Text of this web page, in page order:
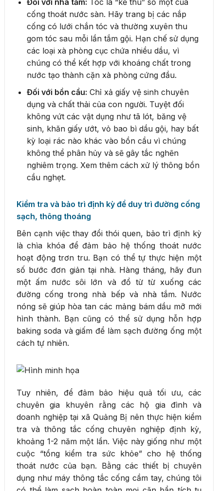
Đối với nhà tắm: Tóc là “kẻ thù” số một của
cống thoát nước sàn. Hãy trang bị các nắp
cống có lưới chắn tóc và thường xuyên thu
gom tóc sau mỗi lần tắm gội. Hạn chế sử dụng
các loại xà phòng cục chứa nhiều dầu, vì
chúng có thể kết hợp với khoáng chất trong
nước tạo thành cặn xà phòng cứng đầu.
Đối với bồn cầu: Chỉ xả giấy vệ sinh chuyên
dụng và chất thải của con người. Tuyệt đối
không vứt các vật dụng như tã lót, băng vệ
sinh, khăn giấy ướt, vỏ bao bì dầu gội, hay bất
kỳ loại rác nào khác vào bồn cầu vì chúng
không thể phân hủy và sẽ gây tắc nghẽn
nghiêm trọng. Xem thêm cách xử lý thông bồn
cầu nghẹt.
Kiểm tra và bảo trì định kỳ để duy trì đường cống
sạch, thông thoáng
Bên cạnh việc thay đổi thói quen, bảo trì định kỳ
là chìa khóa để đảm bảo hệ thống thoát nước
hoạt động trơn tru. Bạn có thể tự thực hiện một
số bước đơn giản tại nhà. Hàng tháng, hãy đun
một ấm nước sôi lớn và đổ từ từ xuống các
đường cống trong nhà bếp và nhà tắm. Nước
nóng sẽ giúp hòa tan các mảng bám dầu mỡ mới
hình thành. Bạn cũng có thể sử dụng hỗn hợp
baking soda và giấm để làm sạch đường ống một
cách tự nhiên.
Tuy nhiên, để đảm bảo hiệu quả tối ưu, các
chuyên gia khuyên rằng các hộ gia đình và
doanh nghiệp tại xã Quảng Bị nên thực hiện kiểm
tra và thông tắc cống chuyên nghiệp định kỳ,
khoảng 1-2 năm một lần. Việc này giống như một
cuộc “tổng kiểm tra sức khỏe” cho hệ thống
thoát nước của bạn. Bằng các thiết bị chuyên
dụng như máy thông tắc cống cầm tay, chúng tôi